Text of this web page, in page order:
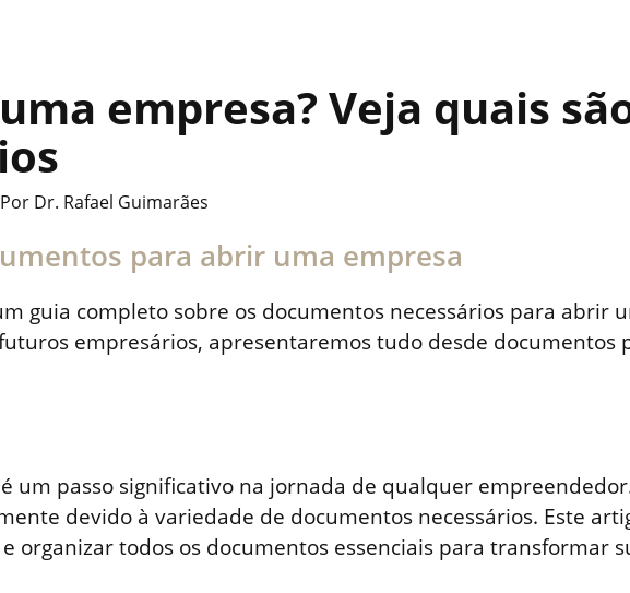
empresa? Veja quais
Por Dr. Rafael Guimarães
para abrir uma empresa
guia completo sobre os documentos necessários para abrir
empresários, apresentaremos tudo desde documentos
um passo significativo na jornada de qualquer
devido à variedade de documentos necessários. Este
organizar todos os documentos essenciais para transformar